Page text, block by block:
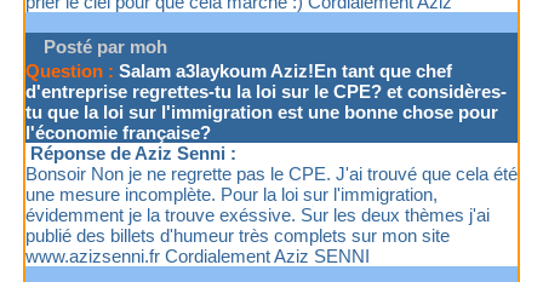
Posté par moh
Question : Salam a3laykoum Aziz!En tant que chef
d'entreprise regrettes-tu la loi sur le CPE? et considères-
tu que la loi sur l'immigration est une bonne chose pour
l'économie française?
Réponse de Aziz Senni :
Bonsoir Non je ne regrette pas le CPE. J'ai trouvé que cela été
une mesure incomplète. Pour la loi sur l'immigration,
évidemment je la trouve exéssive. Sur les deux thèmes j'ai
publié des billets d'humeur très complets sur mon site
www.azizsenni.fr Cordialement Aziz SENNI